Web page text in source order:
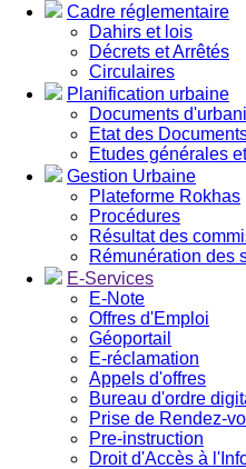
Cadre réglementaire
Dahirs et lois
Décrets et Arrêtés
Circulaires
Planification urbaine
Documents
Etat des
Etudes générales
Gestion Urbaine
Plateforme Rokhas
Procédures
Résultat des
Rémunération des
E-Services
E-Note
Offres d'Emploi
Géoportail
E-réclamation
Appels d'offres
Bureau d'ordre
Prise de Rendez-
Pre-instruction
Droit d'Accès à